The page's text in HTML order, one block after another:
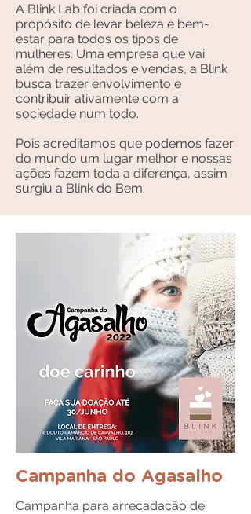
A Blink Lab foi criada com o
propósito de levar beleza e bem-
estar para todos os tipos de
mulheres. Uma empresa que vai
além de resultados e vendas, a Blink
busca trazer envolvimento e
contribuir ativamente com a
sociedade num todo.
Pois acreditamos que podemos fazer
do mundo um lugar melhor e nossas
ações fazem toda a diferença, assim
surgiu a Blink do Bem.
Campanha do Agasalho
Campanha para arrecadação de